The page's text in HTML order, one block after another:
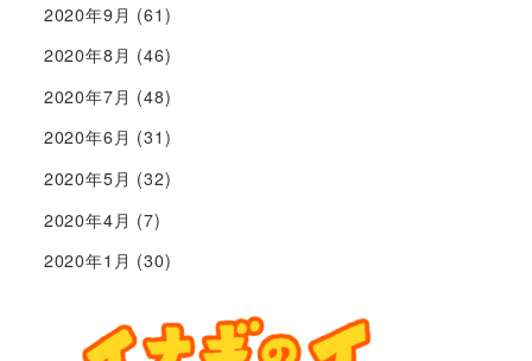
2020年9月 (61)
2020年8月 (46)
2020年7月 (48)
2020年6月 (31)
2020年5月 (32)
2020年4月 (7)
2020年1月 (30)